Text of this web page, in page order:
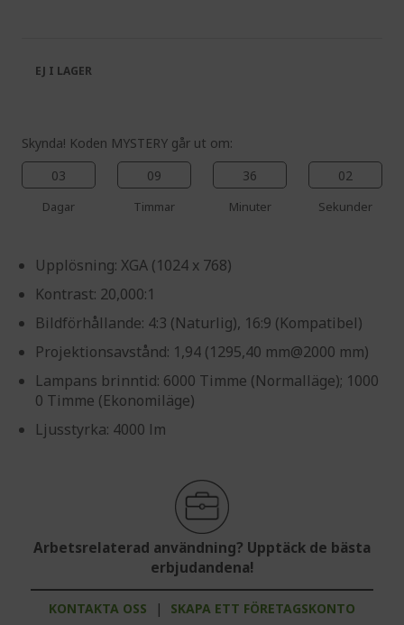
images
gallery
the
images
Skynda! Koden MYSTERY går ut om:
03
Dagar
09
Timmar
36
Minuter
01
Sekunder
Upplösning: XGA (1024 x 768)
Kontrast: 20,000:1
Bildförhållande: 4:3 (Naturlig), 16:9 (Kompatibel)
Projektionsavstånd: 1,94 (1295,40 mm@2000 mm)
Lampans brinntid: 6000 Timme (Normalläge); 1000
0 Timme (Ekonomiläge)
Ljusstyrka: 4000 lm
Arbetsrelaterad användning? Upptäck de bästa
erbjudandena!
KONTAKTA OSS | SKAPA ETT FÖRETAGSKONTO
EJ I LAGER